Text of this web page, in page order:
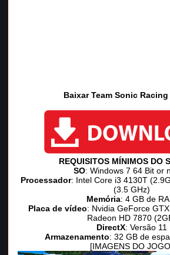
Baixar Team Sonic
REQUISITOS MÍNIMOS DO
SO: Windows 7 64 Bit or
Processador: Intel Core i3 4130T
(3.5 GHz)
Memória: 4 GB de
Placa de vídeo: Nvidia GeForce
Radeon HD 7870
DirectX: Versão 11
Armazenamento: 32 GB de
[IMAGENS DO